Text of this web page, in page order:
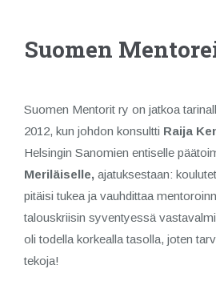
Suomen
Suomen Mentorit ry on jatkoa
2012, kun johdon konsultti Raija
Helsingin Sanomien entiselle
Meriläiselle, ajatuksestaan:
pitäisi tukea ja vauhdittaa
talouskriisin syventyessä
oli todella korkealla tasolla, joten
tekoja!